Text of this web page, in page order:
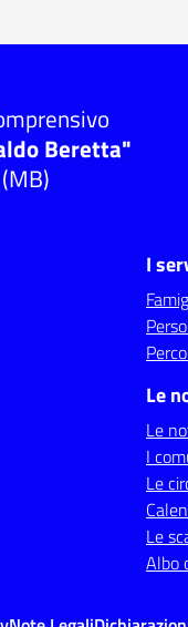
Beretta"
I
Le
Le
I
Le
Le
Albo